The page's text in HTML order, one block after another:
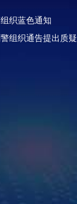
织蓝色通知
组织通告提出质疑